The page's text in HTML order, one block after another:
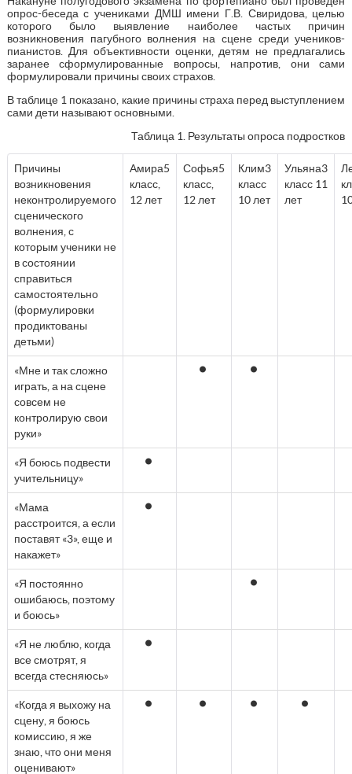
опрос-беседа с учениками ДМШ имени Г.В. Свиридова, целью
которого было выявление наиболее частых причин
возникновения пагубного волнения на сцене среди учеников-
пианистов. Для объективности оценки, детям не предлагались
заранее сформулированные вопросы, напротив, они сами
формулировали причины своих страхов.
В таблице 1 показано, какие причины страха перед выступлением
сами дети называют основными.
Таблица 1. Результаты опроса подростков
Причины
возникновения
неконтролируемого
сценического
волнения, с
которым ученики не
в состоянии
справиться
самостоятельно
(формулировки
продиктованы
детьми)
Амира5
класс,
12 лет
Софья5
класс,
12 лет
Клим3
класс
10 лет
Ульяна3
класс 11
лет
«Мне и так сложно
играть, а на сцене
совсем не
контролирую свои
руки»
«Я боюсь подвести
учительницу»
«Мама
расстроится, а если
поставят «3», еще и
накажет»
«Я постоянно
ошибаюсь, поэтому
и боюсь»
«Я не люблю, когда
все смотрят, я
всегда стесняюсь»
«Когда я выхожу на
сцену, я боюсь
комиссию, я же
знаю, что они меня
оценивают»